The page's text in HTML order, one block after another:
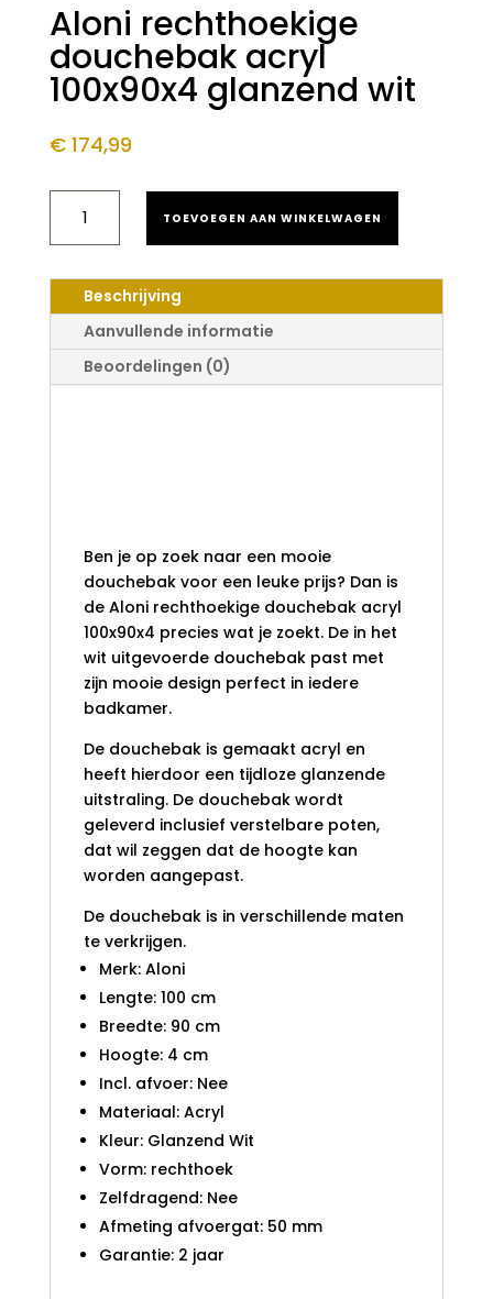
Aloni rechthoekige
douchebak acryl
100x90x4 glanzend wit
€174,99
RECHTHOEKIGE
DOUCHEBAK
100X90X4
GLANZEND
AANTAL
TOEVOEGEN AAN WINKELWAGEN
Beschrijving
Aanvullende informatie
Beoordelingen (0)
Ben je op zoek naar een mooie
douchebak voor een leuke prijs? Dan is
de Aloni rechthoekige douchebak acryl
100x90x4 precies wat je zoekt. De in het
wit uitgevoerde douchebak past met
zijn mooie design perfect in iedere
badkamer.
De douchebak is gemaakt acryl en
heeft hierdoor een tijdloze glanzende
uitstraling. De douchebak wordt
geleverd inclusief verstelbare poten,
dat wil zeggen dat de hoogte kan
worden aangepast.
De douchebak is in verschillende maten
te verkrijgen.
Merk: Aloni
Lengte: 100 cm
Breedte: 90 cm
Hoogte: 4 cm
Incl. afvoer: Nee
Materiaal: Acryl
Kleur: Glanzend Wit
Vorm: rechthoek
Zelfdragend: Nee
Afmeting afvoergat: 50 mm
Garantie: 2 jaar